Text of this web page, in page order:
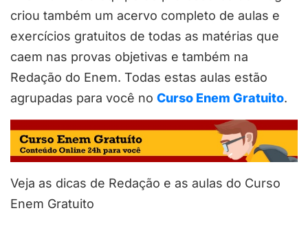
criou também um acervo completo de aulas e
exercícios gratuitos de todas as matérias que
caem nas provas objetivas e também na
Redação do Enem. Todas estas aulas estão
agrupadas para você no Curso Enem Gratuito.
Veja as dicas de Redação e as aulas do Curso
Enem Gratuito